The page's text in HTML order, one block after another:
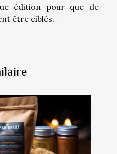
édition pour que de
être ciblés.